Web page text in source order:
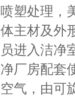
喷塑处理，
体主材及
员进入洁净
净厂房配套
空气，由可